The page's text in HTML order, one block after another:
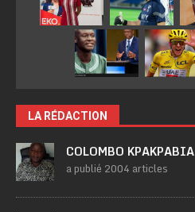
LA RÉDACTION
COLOMBO KPAKPABIA
a publié 2004 articles